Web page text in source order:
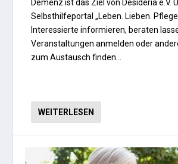
Demenz ist das Ziel von Desideria e.V.
Selbsthilfeportal „Leben. Lieben.
Interessierte informieren, beraten
Veranstaltungen anmelden oder
zum Austausch finden…
WEITERLESEN